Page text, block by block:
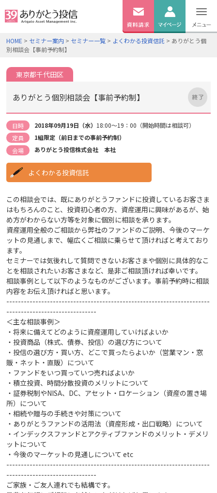
無料資料 ログイン
HOME > セミナー案内 > セミナー一覧 > よくわかる投資信託 > ありがとう個
別相談会【事前予約制】
東京都千代田区
ありがとう個別相談会【事前予約制】
日時 2018年09月19日（水） 18:00～19：00（開始時間は相談可）
定員
1組限定（前日までの事前予約制）
会場
ありがとう投信株式会社 本社
よくわかる投資信託
この相談会では、既にありがとうファンドに投資しているお客さま
はもちろんのこと、投資初心者の方、資産運用に興味があるが、始
め方がわからない方等を対象に個別に相談を承ります。
資産運用全般のご相談から弊社のファンドのご説明、今後のマーケ
ットの見通しまで、幅広くご相談に乗らせて頂ければと考えており
ます。
セミナーでは気後れして質問できないお客さまや個別に具体的なこ
とを相談されたいお客さまなど、是非ご相談頂ければ幸いです。
相談事例として以下のようなものがございます。事前予約時に相談
内容をお伝え頂ければと思います。
----------------------------------------------------------------------
-------------------------------
＜主な相談事例＞
・将来に備えてどのように資産運用していけばよいか
・投資商品（株式、債券、投信）の選び方について
・投信の選び方・買い方、どこで買ったらよいか（営業マン・窓
販・ネット・直販）について
・ファンドをいつ買っていつ売ればよいか
・積立投資、時間分散投資のメリットについて
・証券税制やNISA、DC、アセット・ロケーション（資産の置き場
所）について
・相続や贈与の手続きや対策について
・ありがとうファンドの活用法（資産形成・出口戦略）について
・インデックスファンドとアクティブファンドのメリット・デメリ
ットについて
・今後のマーケットの見通しについてetc
----------------------------------------------------------------------
-------------------------------
ご家族・ご友人連れでも結構です。